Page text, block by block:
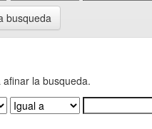
busqueda
la busqueda.